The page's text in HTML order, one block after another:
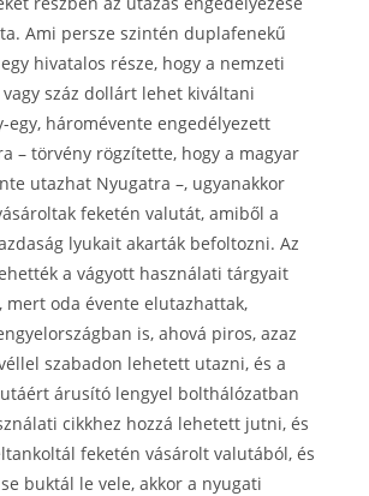
Ami persze szintén duplafenekű
hivatalos része, hogy a nemzeti
száz dollárt lehet kiváltani
egy, háromévente engedélyezett
– törvény rögzítette, hogy a magyar
utazhat Nyugatra –, ugyanakkor
feketén valutát, amiből a
lyukait akarták befoltozni. Az
a vágyott használati tárgyait
mert oda évente elutazhattak,
is, ahová piros, azaz
szabadon lehetett utazni, és a
árusító lengyel bolthálózatban
cikkhez hozzá lehetett jutni, és
feketén vásárolt valutából, és
buktál le vele, akkor a nyugati